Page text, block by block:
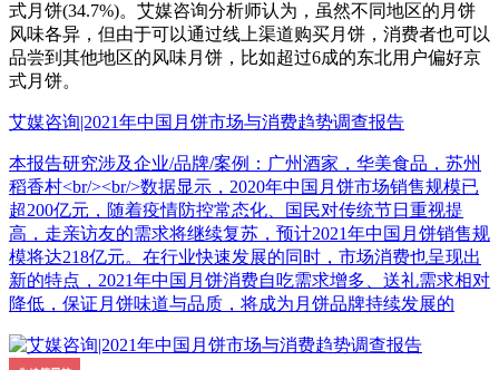
式月饼(34.7%)。艾媒咨询分析师认为，虽然不同地区的月饼
风味各异，但由于可以通过线上渠道购买月饼，消费者也可以
品尝到其他地区的风味月饼，比如超过6成的东北用户偏好京
式月饼。
艾媒咨询|2021年中国月饼市场与消费趋势调查报告
本报告研究涉及企业/品牌/案例：广州酒家，华美食品，苏州
稻香村<br/><br/>数据显示，2020年中国月饼市场销售规模已
超200亿元，随着疫情防控常态化、国民对传统节日重视提
高，走亲访友的需求将继续复苏，预计2021年中国月饼销售规
模将达218亿元。在行业快速发展的同时，市场消费也呈现出
新的特点，2021年中国月饼消费自吃需求增多、送礼需求相对
降低，保证月饼味道与品质，将成为月饼品牌持续发展的